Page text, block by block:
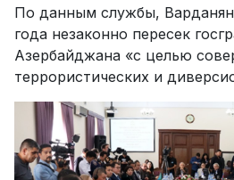
По данным службы, Варданян
года незаконно пересек
Азербайджана «с целью
террористических и